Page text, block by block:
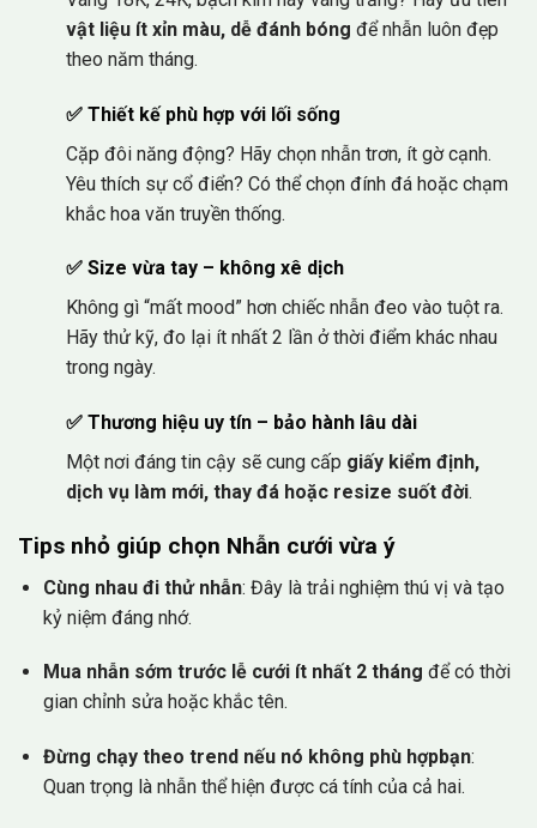
vật liệu ít xỉn màu, dễ đánh bóng để nhẫn luôn đẹp
theo năm tháng.
✅ Thiết kế phù hợp với lối sống
Cặp đôi năng động? Hãy chọn nhẫn trơn, ít gờ cạnh.
Yêu thích sự cổ điển? Có thể chọn đính đá hoặc chạm
khắc hoa văn truyền thống.
✅ Size vừa tay – không xê dịch
Không gì “mất mood” hơn chiếc nhẫn đeo vào tuột ra.
Hãy thử kỹ, đo lại ít nhất 2 lần ở thời điểm khác nhau
trong ngày.
✅ Thương hiệu uy tín – bảo hành lâu dài
Một nơi đáng tin cậy sẽ cung cấp giấy kiểm định,
dịch vụ làm mới, thay đá hoặc resize suốt đời.
Tips nhỏ giúp chọn Nhẫn cưới vừa ý
Cùng nhau đi thử nhẫn: Đây là trải nghiệm thú vị và tạo
kỷ niệm đáng nhớ.
Mua nhẫn sớm trước lễ cưới ít nhất 2 tháng để có thời
gian chỉnh sửa hoặc khắc tên.
Đừng chạy theo trend nếu nó không phù hợpbạn:
Quan trọng là nhẫn thể hiện được cá tính của cả hai.